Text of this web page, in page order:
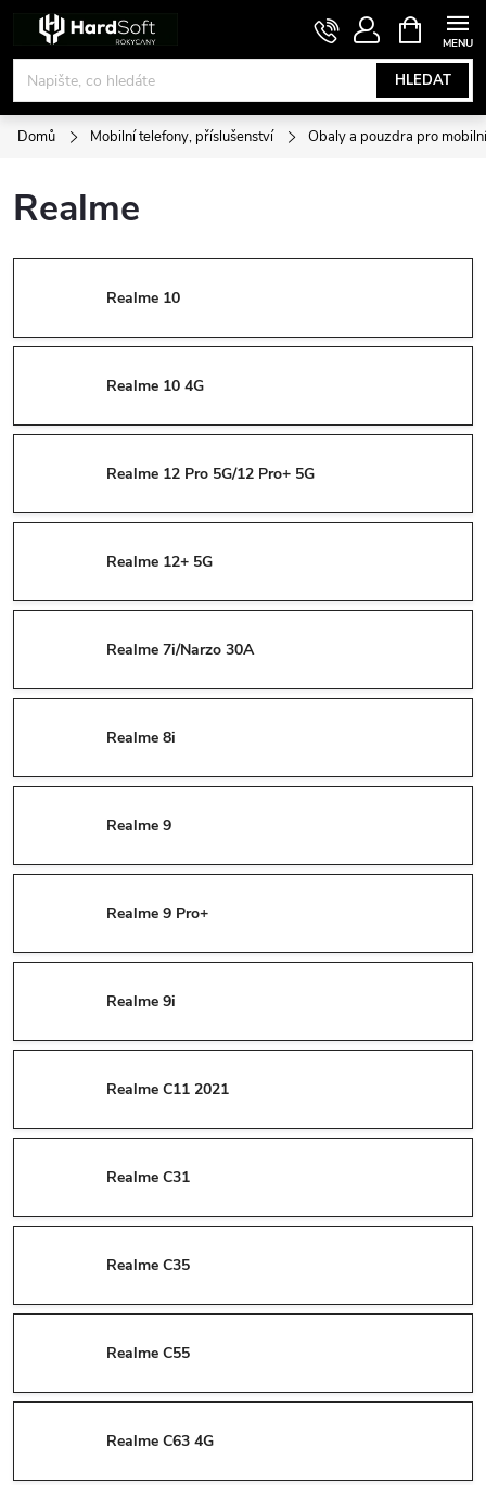
obsah
HLEDAT
NÁKUPNÍ
KOŠÍK
Domů Mobilní telefony, příslušenství Obaly a pouzdra pro
Realme
Realme 10
Realme 10 4G
Realme 12 Pro 5G/12 Pro+ 5G
Realme 12+ 5G
Realme 7i/Narzo 30A
Realme 8i
Realme 9
Realme 9 Pro+
Realme 9i
Realme C11 2021
Realme C31
Realme C35
Realme C55
Realme C63 4G